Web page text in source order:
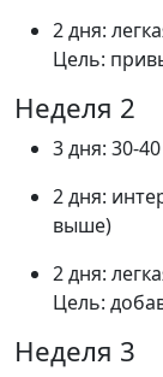
2 дня:
Цель:
Неделя 2
3 дня: 30-
2 дня:
выше)
2 дня:
Цель:
Неделя 3